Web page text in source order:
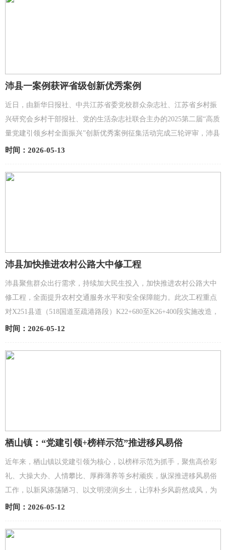
沛县一案例获评省级创新优秀案例
近日，由新华日报社、中共江苏省委党校群众杂志社、江苏省乡村振
兴研究会乡村干部报社、党的生活杂志社联合主办的2025第二届“高质
量党建引领乡村全面振兴”创新优秀案例征集活动完成三轮评审，沛县
龙固镇申报的《党建引领聚合力 接边治理开新篇—...
时间：2026-05-13
沛县加快推进农村公路大中修工程
沛县聚焦群众出行需求，持续加大民生投入，加快推进农村公路大中
修工程，全面提升农村交通服务水平和安全保障能力。此次工程重点
对X251县道（518国道至疏港路段）K22+680至K26+400段实施改造，
路线全长3.72公里。施工严格遵循三级公路技术标准，在...
时间：2026-05-12
栖山镇：“党建引领+榜样示范”推进移风易俗
近年来，栖山镇以党建引领为核心，以榜样示范为抓手，聚焦高价彩
礼、大操大办、人情攀比、厚葬薄养等乡村顽疾，纵深推进移风易俗
工作，以新风涤荡陋习、以文明浸润乡土，让淳朴乡风蔚然成风，为
和美乡村建设绘就厚重文明底色，为乡村全面振兴注入强劲...
时间：2026-05-12